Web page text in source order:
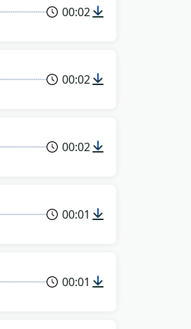
00:02
00:02
00:02
00:01
00:01